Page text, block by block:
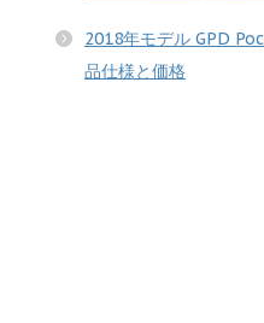
2018年モデル GPD
品仕様と価格